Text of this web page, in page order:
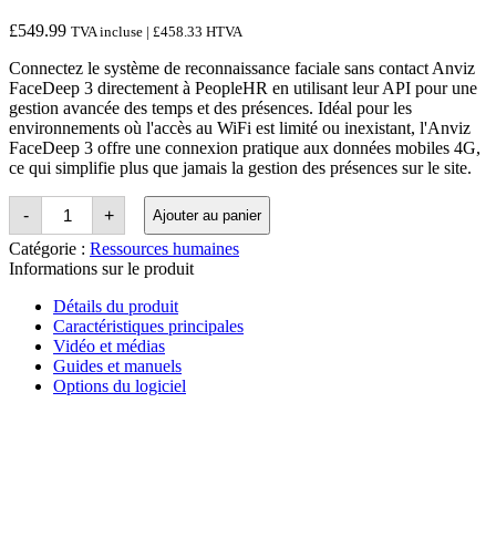
£549.99 TVA incluse | £458.33 HTVA
Connectez le système de reconnaissance faciale sans contact Anviz
FaceDeep 3 directement à PeopleHR en utilisant leur API pour une
gestion avancée des temps et des présences. Idéal pour les
environnements où l'accès au WiFi est limité ou inexistant, l'Anviz
FaceDeep 3 offre une connexion pratique aux données mobiles 4G,
ce qui simplifie plus que jamais la gestion des présences sur le site.
-
Quantité
PeopleHR
Time
&
Attendance:
FaceDeep
Contactless
Facial
Recognition
System
+ Ajouter au panier
Catégorie : Ressources humaines
Informations sur le produit
Détails du produit
Caractéristiques principales
Vidéo et médias
Guides et manuels
Options du logiciel